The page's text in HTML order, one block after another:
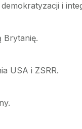
i
Brytanię.
USA i ZSRR.